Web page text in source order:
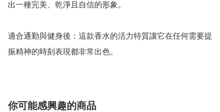
出一種完美、乾淨且自信的形象。
適合通勤與健身後：這款香水的活力特質讓它在任何需要提
振精神的時刻表現都非常出色。
你可能感興趣的商品